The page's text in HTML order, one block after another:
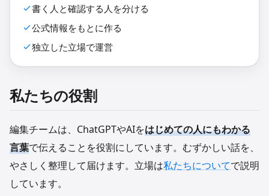
書く人と確認する人を分ける
公式情報をもとに作る
独立した立場で運営
私たちの役割
編集チームは、ChatGPTやAIをはじめての人にもわかる
言葉で伝えることを役割にしています。むずかしい話を、
やさしく整理して届けます。立場は私たちについてで説明
しています。